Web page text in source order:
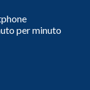
per minuto